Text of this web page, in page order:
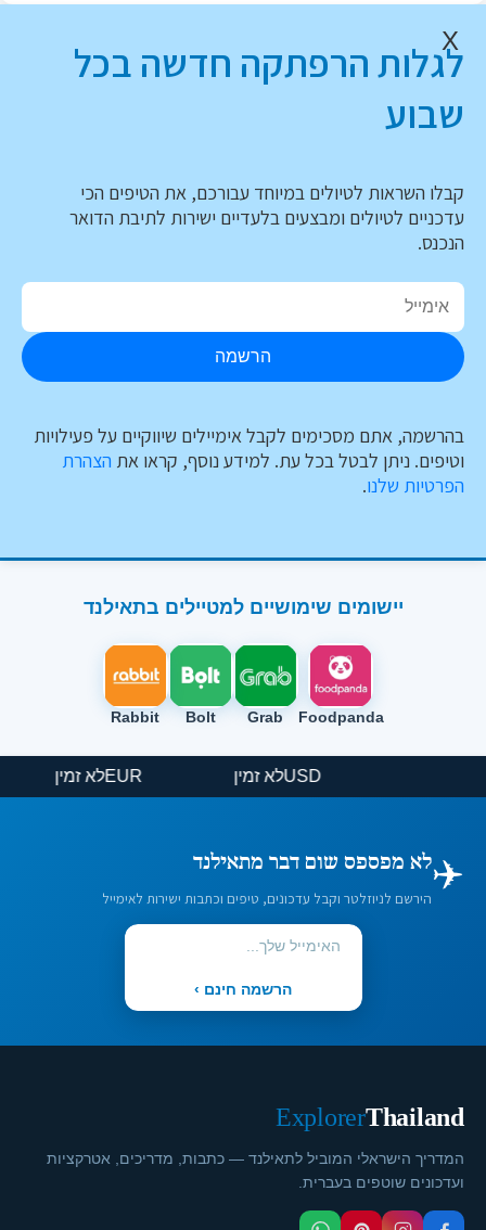
X
לגלות הרפתקה חדשה בכל
שבוע
קבלו השראות לטיולים במיוחד עבורכם, את הטיפים הכי
עדכניים לטיולים ומבצעים בלעדיים ישירות לתיבת הדואר
הנכנס.
הרשמה
בהרשמה, אתם מסכימים לקבל אימיילים שיווקיים על פעילויות
וטיפים. ניתן לבטל בכל עת. למידע נוסף, קראו את הצהרת
הפרטיות שלנו.
יישומים שימושיים למטיילים בתאילנד
Foodpanda
Grab
Bolt
Rabbit
USDלא זמין EURלא זמין
✈️לא מפספס שום דבר מתאילנד
הירשם לניוזלטר וקבל עדכונים, טיפים וכתבות ישירות לאימייל
הרשמה חינם ›
Thailand
Explorer
המדריך הישראלי המוביל לתאילנד — כתבות, מדריכים, אטרקציות
ועדכונים שוטפים בעברית.